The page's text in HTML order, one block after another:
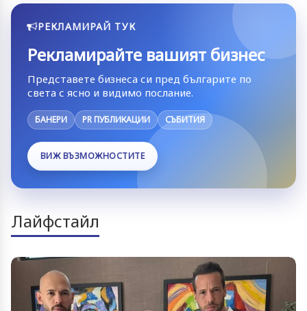
РЕКЛАМИРАЙ ТУК
Рекламирайте вашият бизнес
Представете бизнеса си пред българите по
света с ясно и видимо послание.
БАНЕРИ PR ПУБЛИКАЦИИ СЪБИТИЯ
ВИЖ ВЪЗМОЖНОСТИТЕ
Лайфстайл